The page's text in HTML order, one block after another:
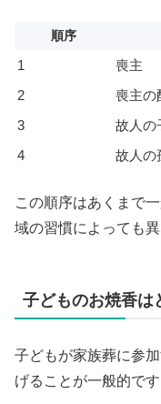
順序
1
喪主
2
喪主の
3
故人の
4
故人の
この順序はあくまで
域の習慣によっても
子どものお焼香は
子どもが家族葬に参
げることが一般的です